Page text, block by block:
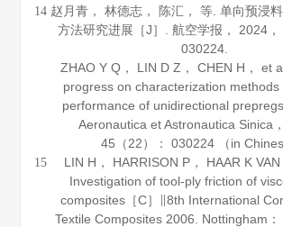
14 赵月青， 林德志， 陈汇， 等. 单向预浸
方法研究进展［J］.航空学报 ， 2024
030224.
ZHAO Y Q， LIN D Z， CHEN H， et
progress on characterization methods
performance of unidirectional prepregs
Aeronautica et Astronautica Sinica ，
45 （22）： 030224 （in
15
LIN H， HARRISON P， HAAR K VAN
Investigation of tool-ply friction of
composites［C］∥8th International
Textile Composites 2006. Nottingham